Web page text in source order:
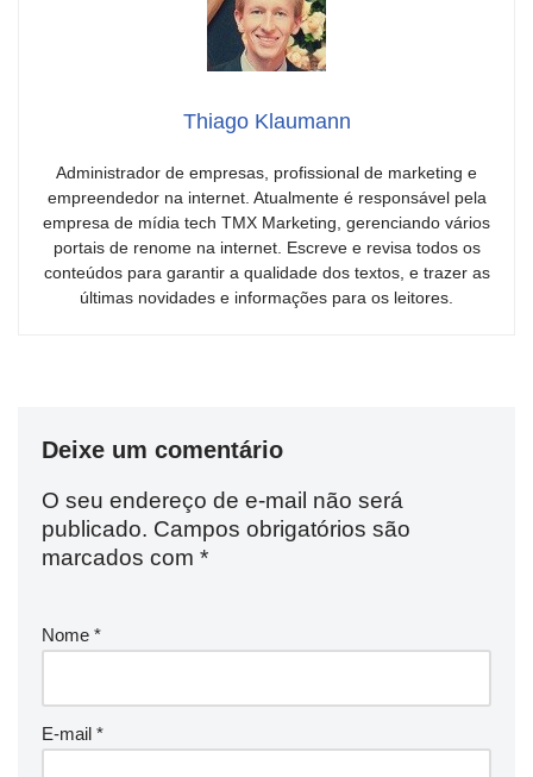
Thiago Klaumann
Administrador de empresas, profissional de marketing e
empreendedor na internet. Atualmente é responsável pela
empresa de mídia tech TMX Marketing, gerenciando vários
portais de renome na internet. Escreve e revisa todos os
conteúdos para garantir a qualidade dos textos, e trazer as
últimas novidades e informações para os leitores.
Deixe um comentário
O seu endereço de e-mail não será
publicado. Campos obrigatórios são
marcados com *
Nome *
E-mail *